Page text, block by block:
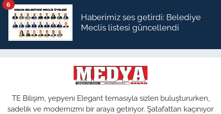
Haberimiz ses getirdi: Belediye
Meclis listesi güncellendi
6
TE Bilişim, yepyeni Elegant temasıyla sizleri buluştururken,
sadelik ve modernizmi bir araya getiriyor. Şatafattan kaçınıyor